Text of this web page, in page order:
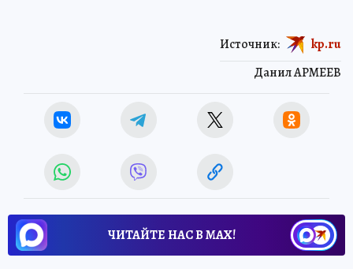
Данил АРМЕЕВ
Источник: kp.ru
ЧИТАЙТЕ НАС В МАХ!